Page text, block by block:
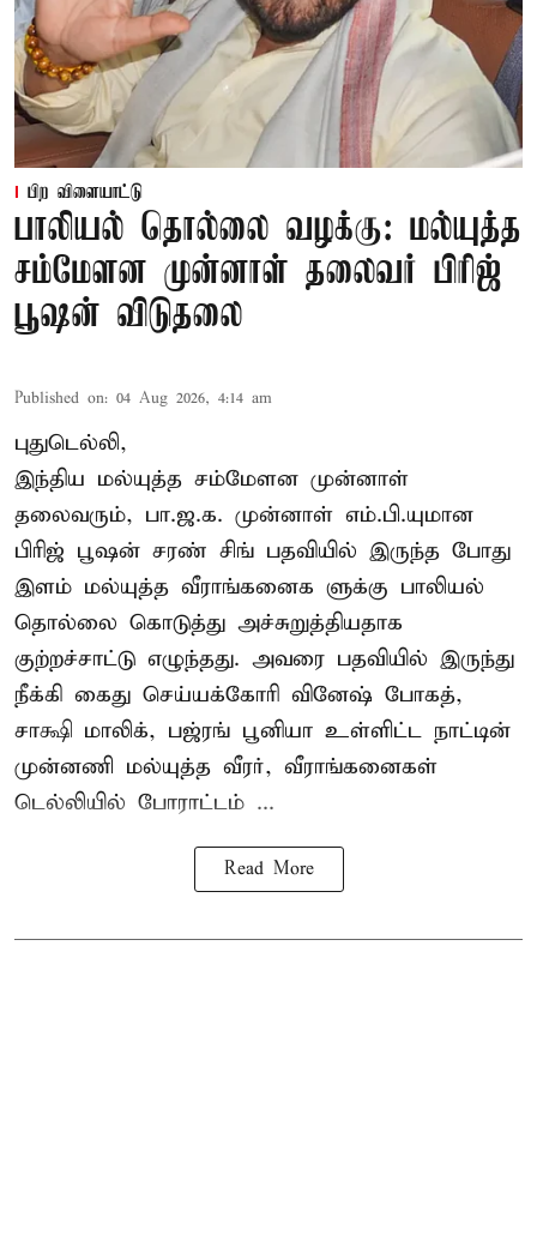
பிற விளையாட்டு
பாலியல் தொல்லை வழக்கு: மல்யுத்த
சம்மேளன முன்னாள் தலைவர் பிரிஜ்
பூஷன் விடுதலை
Published on: 04 Aug 2026, 4:14 am
புதுடெல்லி,
இந்திய மல்யுத்த சம்மேளன முன்னாள்
தலைவரும், பா.ஜ.க. முன்னாள் எம்.பி.யுமான
பிரிஜ் பூஷன் சரண் சிங் பதவியில் இருந்த போது
இளம் மல்யுத்த வீராங்கனைக ளுக்கு பாலியல்
தொல்லை கொடுத்து அச்சுறுத்தியதாக
குற்றச்சாட்டு எழுந்தது. அவரை பதவியில் இருந்து
நீக்கி கைது செய்யக்கோரி வினேஷ் போகத்,
சாக்ஷி மாலிக், பஜ்ரங் பூனியா உள்ளிட்ட நாட்டின்
முன்னணி மல்யுத்த வீரர், வீராங்கனைகள்
டெல்லியில் போராட்டம் ...
Read More